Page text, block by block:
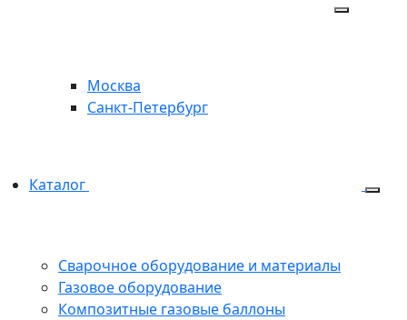
Москва
Санкт-Петербург
Каталог
Сварочное оборудование и материалы
Газовое оборудование
Композитные газовые баллоны